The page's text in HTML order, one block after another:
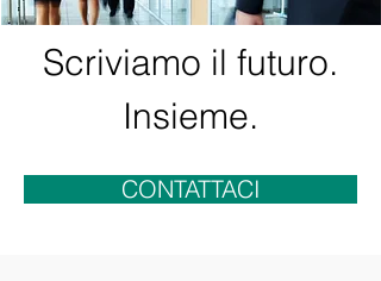
Scriviamo il futuro.
Insieme.
CONTATTACI